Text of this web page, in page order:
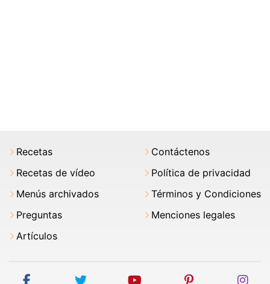
Recetas
Recetas de vídeo
Menús archivados
Preguntas
Artículos
Contáctenos
Política de privacidad
Términos y Condiciones
Menciones legales
facebook twitter youtube pinterest